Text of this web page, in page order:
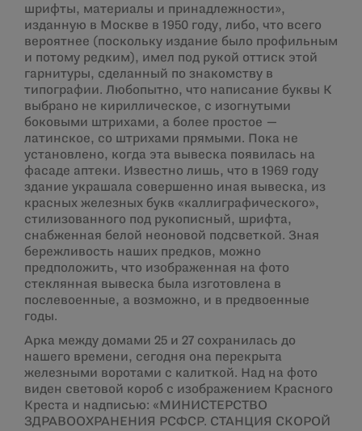
шрифты, материалы и принадлежности»,
изданную в Москве в 1950 году, либо, что всего
вероятнее (поскольку издание было профильным
и потому редким), имел под рукой оттиск этой
гарнитуры, сделанный по знакомству в
типографии. Любопытно, что написание буквы К
выбрано не кириллическое, с изогнутыми
боковыми штрихами, а более простое —
латинское, со штрихами прямыми. Пока не
установлено, когда эта вывеска появилась на
фасаде аптеки. Известно лишь, что в 1969 году
здание украшала совершенно иная вывеска, из
красных железных букв «каллиграфического»,
стилизованного под рукописный, шрифта,
снабженная белой неоновой подсветкой. Зная
бережливость наших предков, можно
предположить, что изображенная на фото
стеклянная вывеска была изготовлена в
послевоенные, а возможно, и в предвоенные
годы.
Арка между домами 25 и 27 сохранилась до
нашего времени, сегодня она перекрыта
железными воротами с калиткой. Над на фото
виден световой короб с изображением Красного
Креста и надписью: «МИНИСТЕРСТВО
ЗДРАВООХРАНЕНИЯ РСФСР. СТАНЦИЯ СКОРОЙ